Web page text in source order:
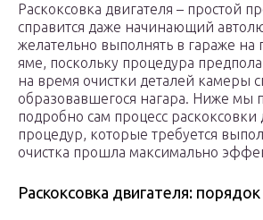
Раскоксовка двигателя – простой
справится даже начинающий
желательно выполнять в гараже
яме, поскольку процедура
на время очистки деталей камеры
образовавшегося нагара. Ниже мы
подробно сам процесс раскоксовки
процедур, которые требуется
очистка прошла максимально
Раскоксовка двигателя: